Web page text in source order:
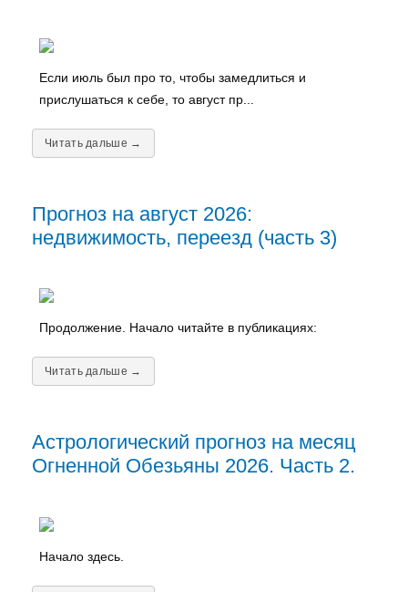
Если июль был про то, чтобы замедлиться и
прислушаться к себе, то август пр...
Читать дальше →
Прогноз на август 2026:
недвижимость, переезд (часть 3)
Продолжение. Начало читайте в публикациях:
Читать дальше →
Астрологический прогноз на месяц
Огненной Обезьяны 2026. Часть 2.
Начало здесь.